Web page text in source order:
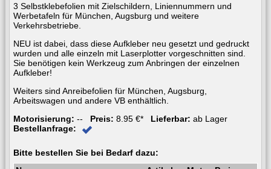
3 Selbstklebefolien mit Zielschildern, Liniennummern und
Werbetafeln für München, Augsburg und weitere
Verkehrsbetriebe.
NEU ist dabei, dass diese Aufkleber neu gesetzt und gedruckt
wurden und alle einzeln mit Laserplotter vorgeschnitten sind.
Sie benötigen kein Werkzeug zum Anbringen der einzelnen
Aufkleber!
Weiters sind Anreibefolien für München, Augsburg,
Arbeitswagen und andere VB enthältlich.
Motorisierung: -- Preis: 8.95 €* Lieferbar: ab Lager
Bestellanfrage:
Bitte bestellen Sie bei Bedarf dazu: